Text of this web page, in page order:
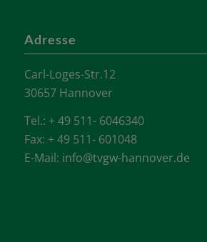
Adresse
Carl-Loges-Str.12
30657 Hannover
Tel.: + 49 511- 6046340
Fax: + 49 511- 601048
E-Mail: info@tvgw-hannover.de